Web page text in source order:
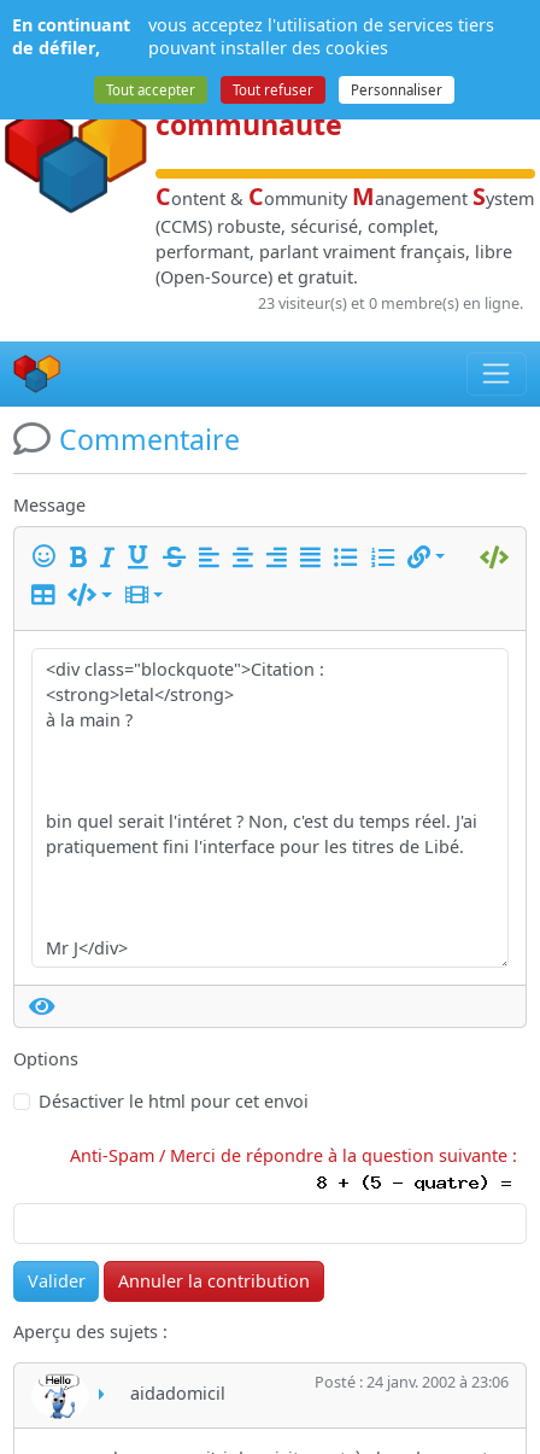
NPDS:Gestion de
contenuet de
communauté
Content & Community Management System
(CCMS) robuste, sécurisé, complet,
performant, parlant vraiment français, libre
(Open-Source) et gratuit.
23 visiteur(s) et 0 membre(s) en ligne.
Commentaire
Message
Options
Désactiver le html pour cet envoi
Anti-Spam / Merci de répondre à la question suivante :
Aperçu des sujets :
aidadomicil Posté : 24 janv. 2002 à 23:06
Panneau de gestion des cookies
En continuant
de défiler,
vous acceptez l'utilisation de services tiers
pouvant installer des cookies
Tout accepter Tout refuser Personnaliser